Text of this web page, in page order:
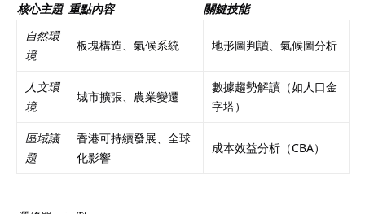
核心主題 重點內容
關鍵技能
自然環
境
板塊構造、氣候系統 地形圖判讀、氣候圖分析
人文環
境
城市擴張、農業變遷
數據趨勢解讀（如人口金
字塔）
區域議
題
香港可持續發展、全球
化影響
成本效益分析（CBA）